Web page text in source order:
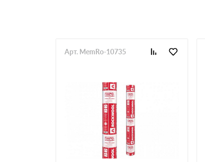
Арт. MemRo-10735